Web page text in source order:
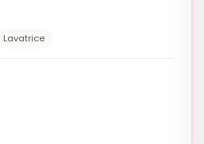
Lavatrice